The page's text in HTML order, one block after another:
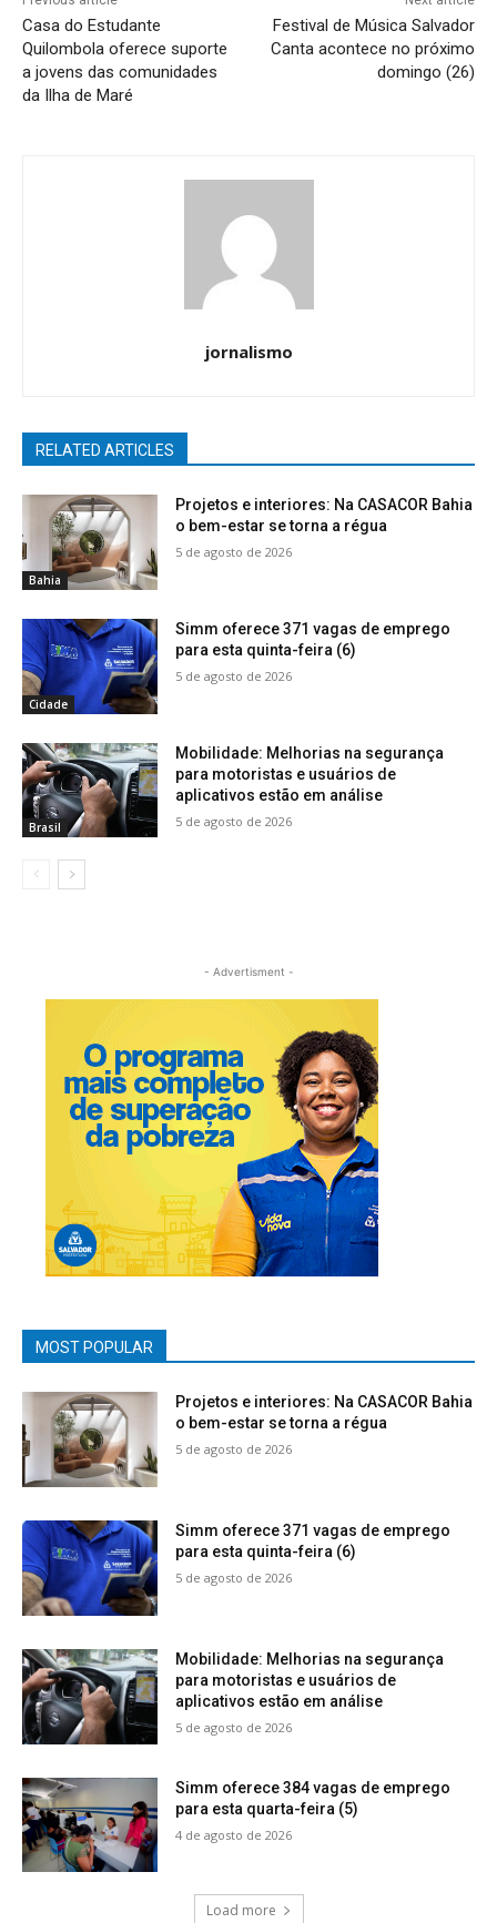
Casa do Estudante
Quilombola oferece suporte
a jovens das comunidades
da Ilha de Maré
Festival de Música Salvador
Canta acontece no próximo
domingo (26)
jornalismo
RELATED ARTICLES
Bahia
Projetos e interiores: Na CASACOR Bahia
o bem-estar se torna a régua
5 de agosto de 2026
Cidade
Simm oferece 371 vagas de emprego
para esta quinta-feira (6)
5 de agosto de 2026
Brasil
Mobilidade: Melhorias na segurança
para motoristas e usuários de
aplicativos estão em análise
5 de agosto de 2026
- Advertisment -
MOST POPULAR
Projetos e interiores: Na CASACOR Bahia
o bem-estar se torna a régua
5 de agosto de 2026
Simm oferece 371 vagas de emprego
para esta quinta-feira (6)
5 de agosto de 2026
Mobilidade: Melhorias na segurança
para motoristas e usuários de
aplicativos estão em análise
5 de agosto de 2026
Simm oferece 384 vagas de emprego
para esta quarta-feira (5)
4 de agosto de 2026
Load more